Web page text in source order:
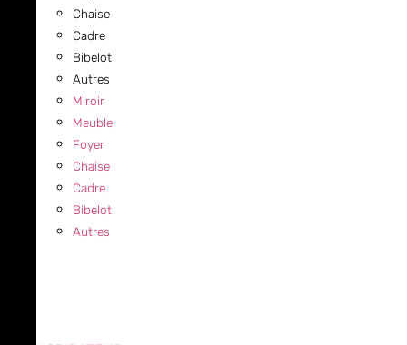
Chaise
Cadre
Bibelot
Autres
Miroir
Meuble
Foyer
Chaise
Cadre
Bibelot
Autres